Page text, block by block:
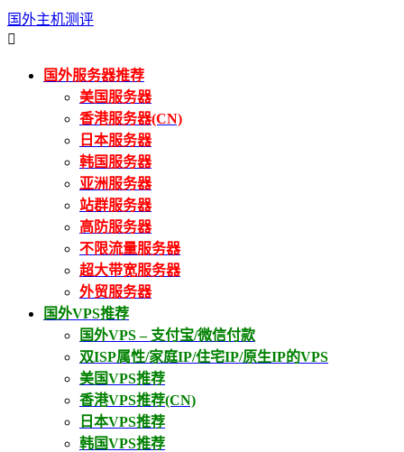
国外主机测评

国外服务器推荐
美国服务器
香港服务器(CN)
日本服务器
韩国服务器
亚洲服务器
站群服务器
高防服务器
不限流量服务器
超大带宽服务器
外贸服务器
国外VPS推荐
国外VPS – 支付宝/微信付款
双ISP属性/家庭IP/住宅IP/原生IP的VPS
美国VPS推荐
香港VPS推荐(CN)
日本VPS推荐
韩国VPS推荐